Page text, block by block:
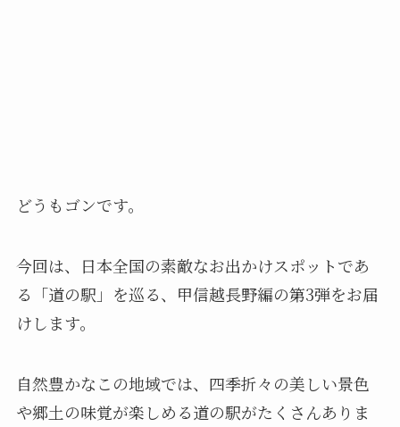
どうもゴンです。
今回は、日本全国の素敵なお出かけスポットであ
る「道の駅」を巡る、甲信越長野編の第3弾をお届
けします。
自然豊かなこの地域では、四季折々の美しい景色
や郷土の味覚が楽しめる道の駅がたくさんありま